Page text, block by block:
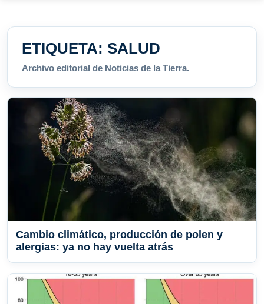
ETIQUETA: SALUD
Archivo editorial de Noticias de la Tierra.
Cambio climático, producción de polen y
alergias: ya no hay vuelta atrás